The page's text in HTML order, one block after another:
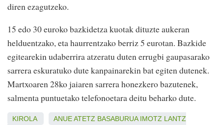
diren ezagutzeko.
15 edo 30 euroko bazkidetza kuotak dituzte aukeran
helduentzako, eta haurrentzako berriz 5 eurotan. Bazkide
egitearekin udaberrira atzeratu duten errugbi gaupasarako
sarrera eskuratuko dute kanpainarekin bat egiten dutenek.
Martxoaren 28ko jaiaren sarrera honezkero bazutenek,
salmenta puntuetako telefonoetara deitu beharko dute.
KIROLA ANUEATETZ BASABURUA IMOTZ LANTZ